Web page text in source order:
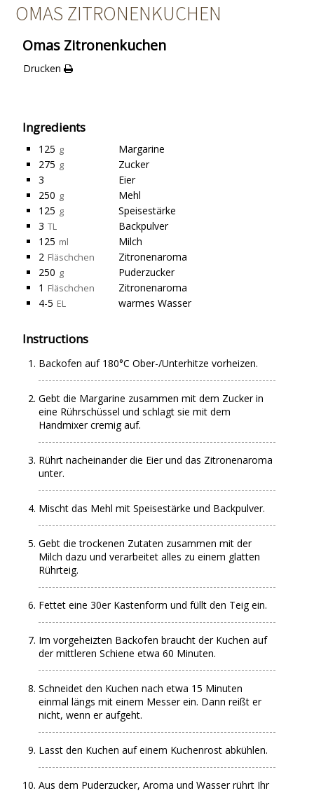
OMAS ZITRONENKUCHEN
Omas Zitronenkuchen
Drucken
Ingredients
125 g
Margarine
275 g
Zucker
3
Eier
250 g
Mehl
125 g
Speisestärke
3 TL
Backpulver
125 ml
Milch
2 Fläschchen
Zitronenaroma
250 g
Puderzucker
1 Fläschchen
Zitronenaroma
4-5 EL warmes Wasser
Instructions
Backofen auf 180°C Ober-/Unterhitze vorheizen.
Gebt die Margarine zusammen mit dem Zucker in
eine Rührschüssel und schlagt sie mit dem
Handmixer cremig auf.
Rührt nacheinander die Eier und das Zitronenaroma
unter.
Mischt das Mehl mit Speisestärke und Backpulver.
Gebt die trockenen Zutaten zusammen mit der
Milch dazu und verarbeitet alles zu einem glatten
Rührteig.
Fettet eine 30er Kastenform und füllt den Teig ein.
Im vorgeheizten Backofen braucht der Kuchen auf
der mittleren Schiene etwa 60 Minuten.
Schneidet den Kuchen nach etwa 15 Minuten
einmal längs mit einem Messer ein. Dann reißt er
nicht, wenn er aufgeht.
Lasst den Kuchen auf einem Kuchenrost abkühlen.
Aus dem Puderzucker, Aroma und Wasser rührt Ihr